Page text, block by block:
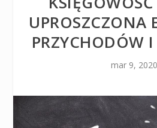
UPROSZCZONA
PRZYCHODÓW
mar 9, 2020